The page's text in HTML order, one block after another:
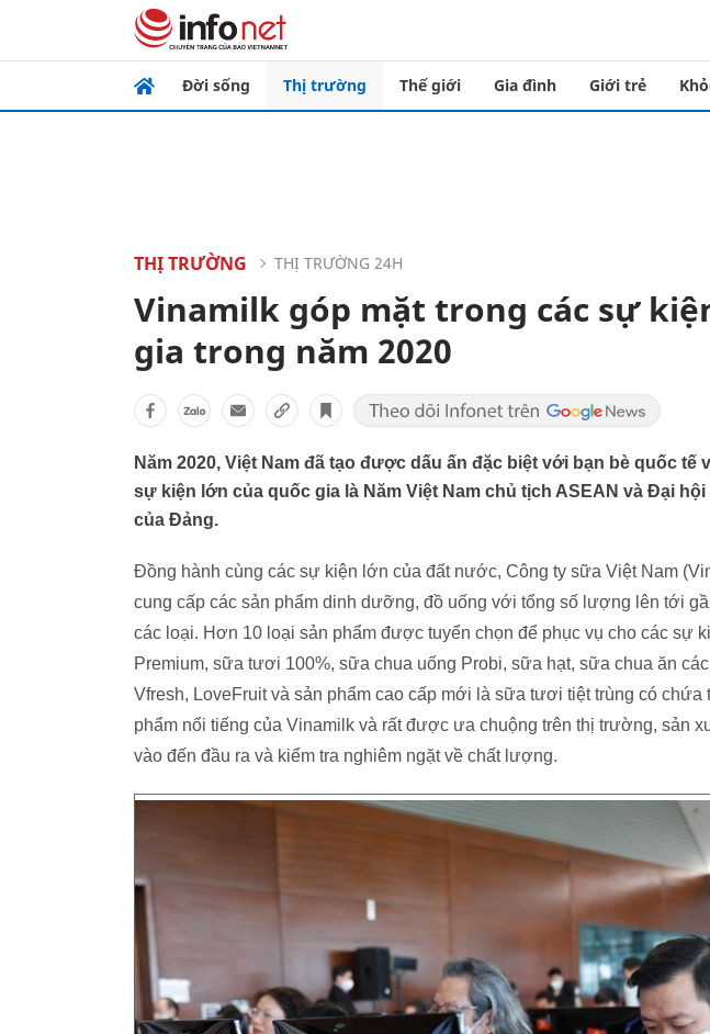
Đời sống Thị trường Thế giới Gia đình Giới trẻ
THỊ TRƯỜNG THỊ TRƯỜNG 24H
Vinamilk góp mặt trong các sự
gia trong năm 2020
Năm 2020, Việt Nam đã tạo được dấu ấn đặc biệt với bạn bè quốc
sự kiện lớn của quốc gia là Năm Việt Nam chủ tịch ASEAN và Đại
của Đảng.
Đồng hành cùng các sự kiện lớn của đất nước, Công ty sữa Việt Nam
cung cấp các sản phẩm dinh dưỡng, đồ uống với tổng số lượng lên tới
các loại. Hơn 10 loại sản phẩm được tuyển chọn để phục vụ cho các sự
Premium, sữa tươi 100%, sữa chua uống Probi, sữa hạt, sữa chua ăn
Vfresh, LoveFruit và sản phẩm cao cấp mới là sữa tươi tiệt trùng có
phẩm nổi tiếng của Vinamilk và rất được ưa chuộng trên thị trường, sản
vào đến đầu ra và kiểm tra nghiêm ngặt về chất lượng.